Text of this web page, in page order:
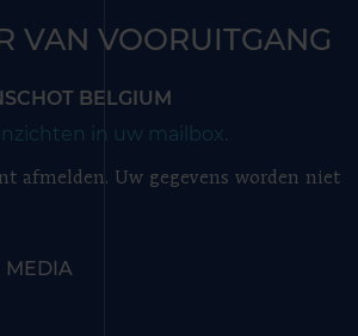
VAN VOORUITGANG
BELGIUM
in uw mailbox.
afmelden. Uw gegevens worden niet
MEDIA